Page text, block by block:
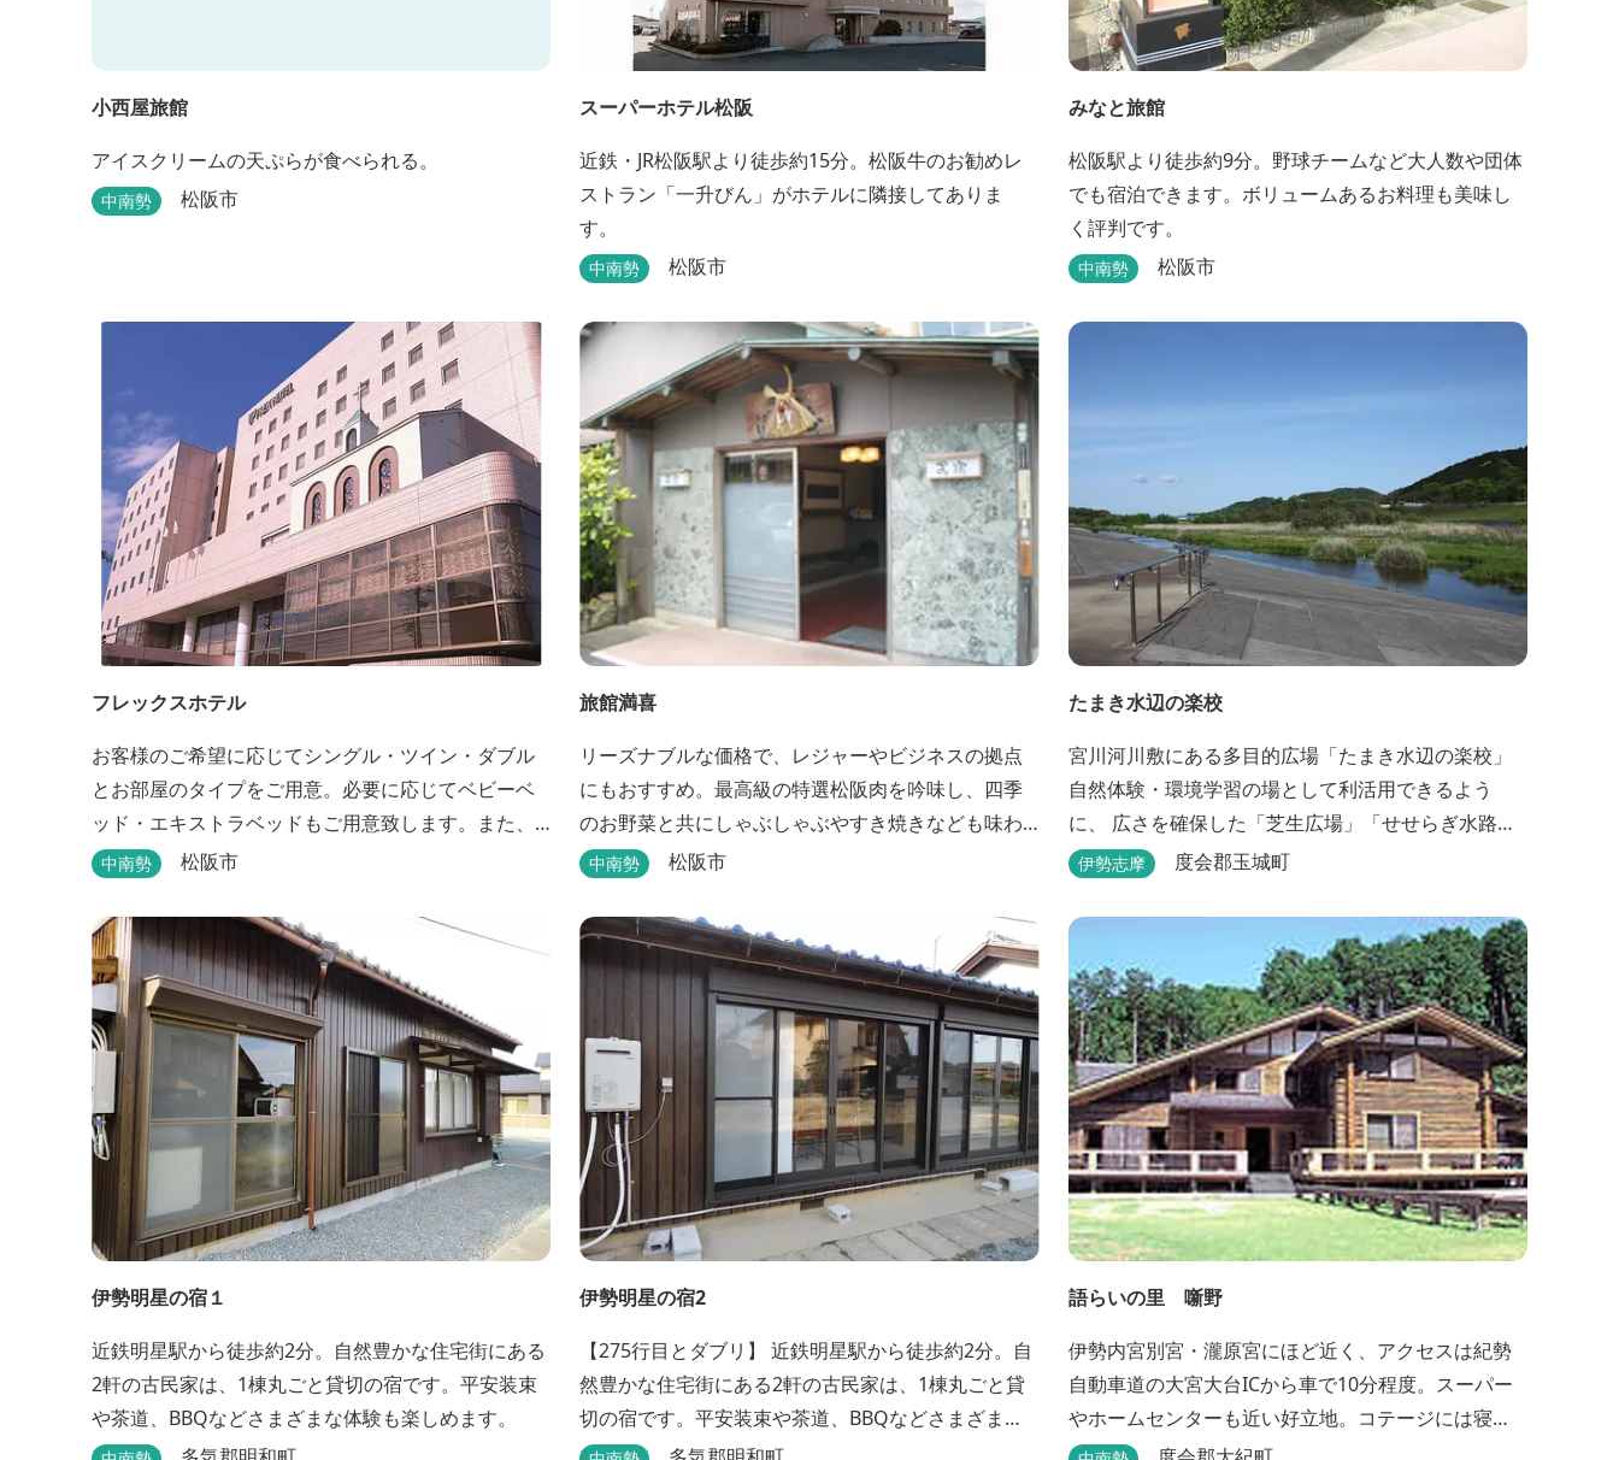
小西屋旅館
アイスクリームの天ぷらが食べられる。
中南勢 松阪市
スーパーホテル松阪
近鉄・JR松阪駅より徒歩約15分。松阪牛のお勧めレ
ストラン「一升びん」がホテルに隣接してありま
す。
中南勢 松阪市
みなと旅館
松阪駅より徒歩約9分。野球チームなど大人数や団体
でも宿泊できます。ボリュームあるお料理も美味し
く評判です。
中南勢 松阪市
フレックスホテル
お客様のご希望に応じてシングル・ツイン・ダブル
とお部屋のタイプをご用意。必要に応じてベビーベ
ッド・エキストラベッドもご用意致します。また、
館内には松阪牛を使った洋食・和食のレストランと
州への観光の拠点にご利用ください。
中南勢 松阪市
旅館満喜
リーズナブルな価格で、レジャーやビジネスの拠点
にもおすすめ。最高級の特選松阪肉を吟味し、四季
のお野菜と共にしゃぶしゃぶやすき焼きなども味わ
えます。
中南勢 松阪市
たまき水辺の楽校
宮川河川敷にある多目的広場「たまき水辺の楽校」
自然体験・環境学習の場として利活用できるよう
に、 広さを確保した「芝生広場」「せせらぎ水路」
等が整備されています。 芝生広場でのスポーツやバ
め、オートキャンプなどもお楽しみいただけます！
火災防止のため、バーベキュー･焚火等をする際は、
直火にならないように焚火台･コンロ等を使...
伊勢志摩 度会郡玉城町
伊勢明星の宿１
近鉄明星駅から徒歩約2分。自然豊かな住宅街にある
2軒の古民家は、1棟丸ごと貸切の宿です。平安装束
や茶道、BBQなどさまざまな体験も楽しめます。
伊勢明星の宿2
【275行目とダブリ】 近鉄明星駅から徒歩約2分。自
然豊かな住宅街にある2軒の古民家は、1棟丸ごと貸
切の宿です。平安装束や茶道、BBQなどさまざまな
体験も楽しめます
語らいの里 噺野
伊勢内宮別宮・瀧原宮にほど近く、アクセスは紀勢
自動車道の大宮大台ICから車で10分程度。スーパー
やホームセンターも近い好立地。コテージには寝
具・エアコン・テレビ・冷蔵庫完備で季節を問わず